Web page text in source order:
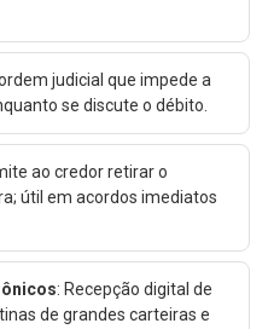
judicial que impede a
se discute o débito.
ao credor retirar o
útil em acordos imediatos
: Recepção digital de
de grandes carteiras e